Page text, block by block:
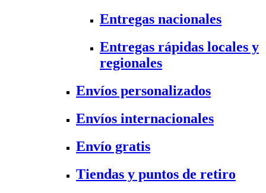
Entregas nacionales
Entregas rápidas locales y
regionales
Envíos personalizados
Envíos internacionales
Envío gratis
Tiendas y puntos de retiro